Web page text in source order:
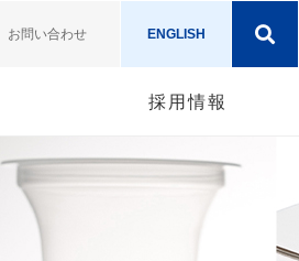
お問い合わせ ENGLISH
採用情報